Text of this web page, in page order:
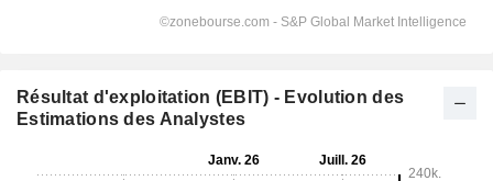
Résultat d'exploitation (EBIT) - Evolution des
Estimations des Analystes